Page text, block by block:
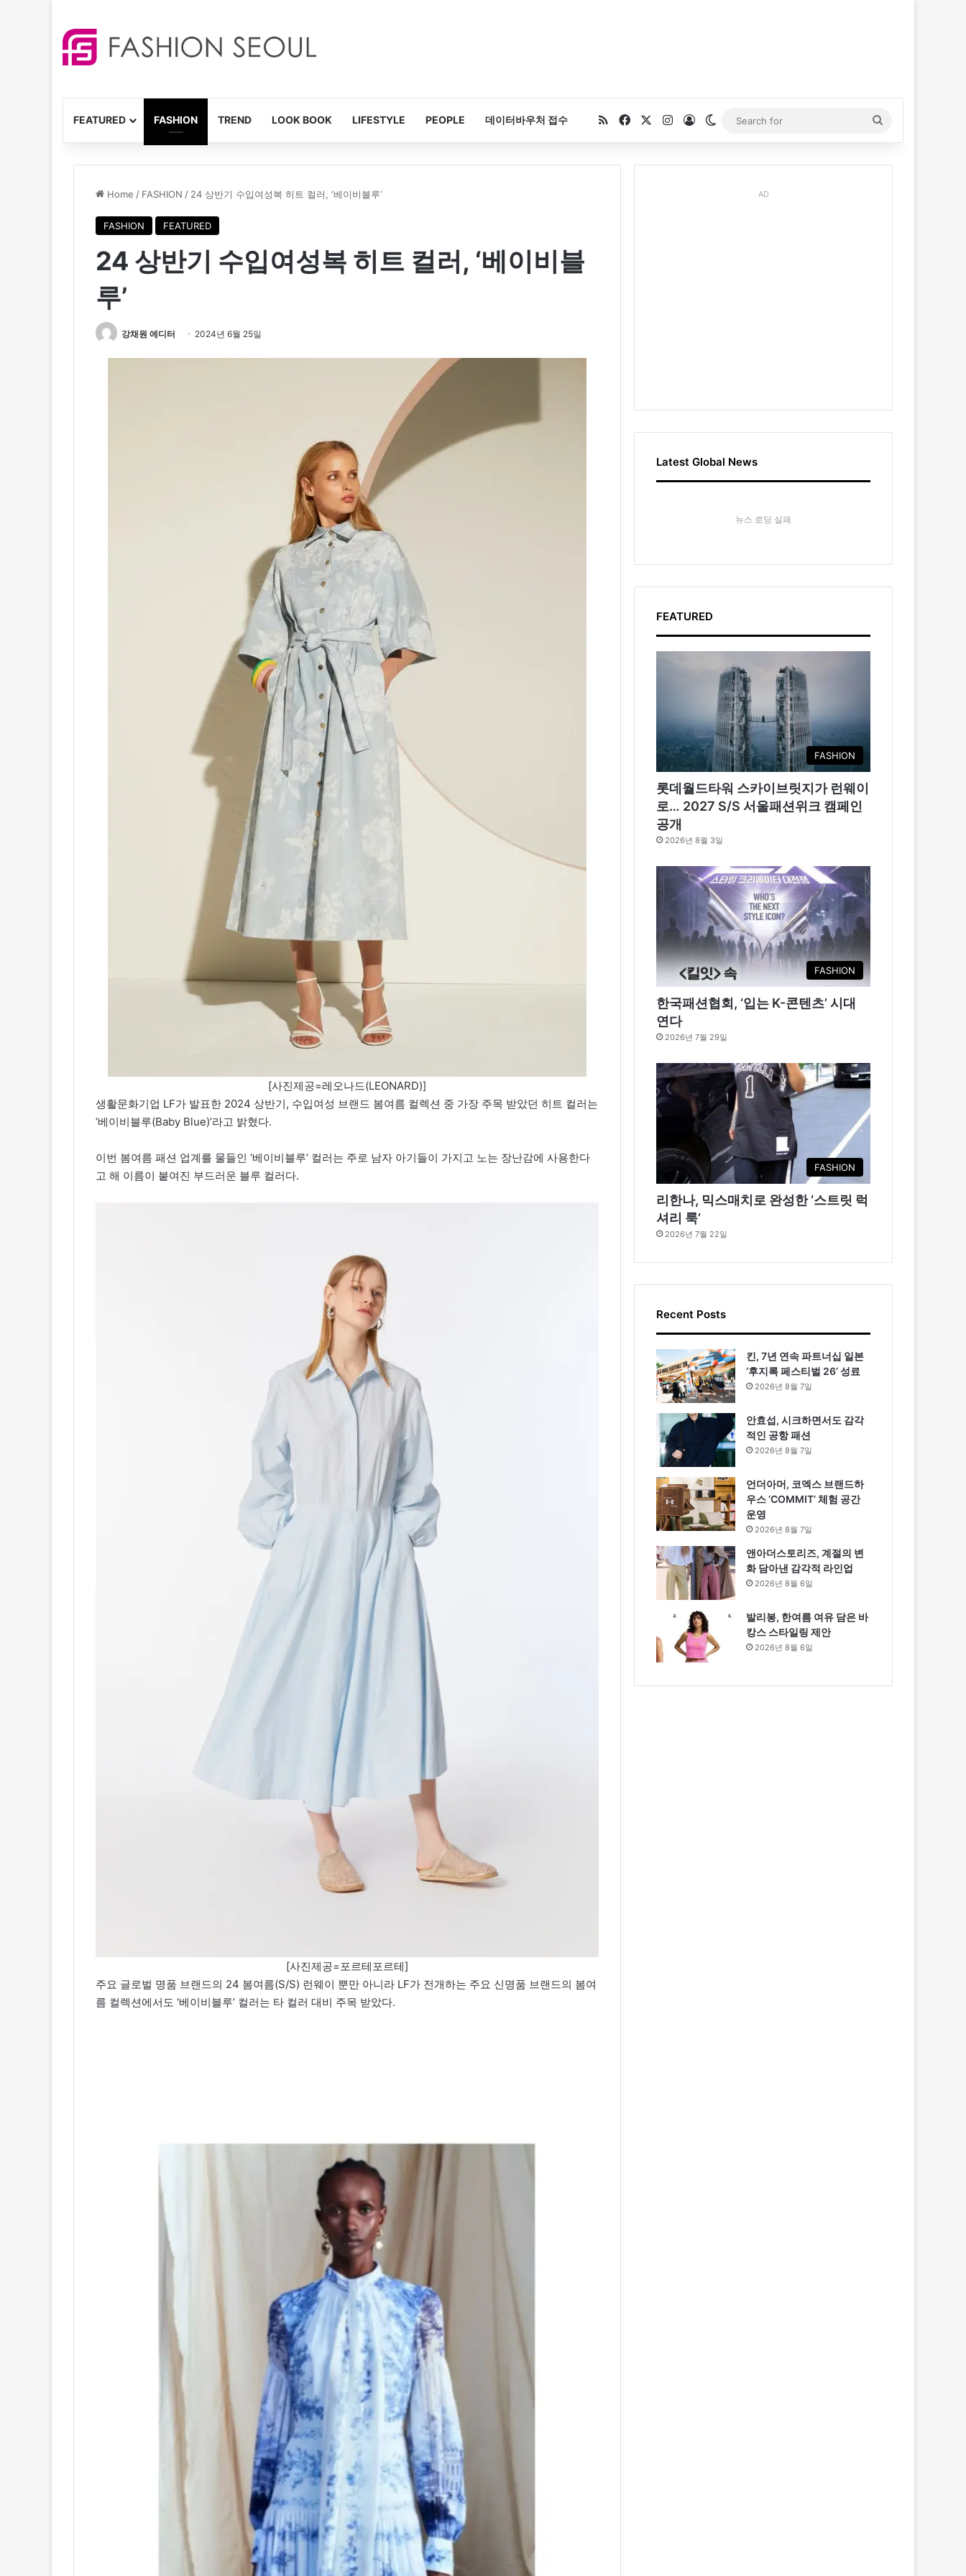
FEATURED FASHION TREND LOOK BOOK LIFESTYLE PEOPLE 데이터바우처 접수 RSSFacebookInstagram
Log InSwitch skin
for
Home / FASHION / 24 상반기 수입여성복 히트 컬러, ‘베이비블루’
FASHION FEATURED
24 상반기 수입여성복 히트 컬러, ‘베이비블
루’
강채원 에디터 2024년 6월 25일
[사진제공=레오나드(LEONARD)]
생활문화기업 LF가 발표한 2024 상반기, 수입여성 브랜드 봄여름 컬렉션 중 가장 주목 받았던 히트 컬러는
’베이비블루(Baby Blue)’라고 밝혔다.
이번 봄여름 패션 업계를 물들인 ‘베이비블루’ 컬러는 주로 남자 아기들이 가지고 노는 장난감에 사용한다
고 해 이름이 붙여진 부드러운 블루 컬러다.
[사진제공=포르테포르테]
주요 글로벌 명품 브랜드의 24 봄여름(S/S) 런웨이 뿐만 아니라 LF가 전개하는 주요 신명품 브랜드의 봄여
름 컬렉션에서도 ‘베이비블루’ 컬러는 타 컬러 대비 주목 받았다.
AD
Latest Global News
뉴스 로딩 실패
FEATURED
FASHION
롯데월드타워 스카이브릿지가 런웨이
로… 2027 S/S 서울패션위크 캠페인
공개
2026년 8월 3일
FASHION
한국패션협회, ‘입는 K-콘텐츠’ 시대
연다
2026년 7월 29일
FASHION
리한나, 믹스매치로 완성한 ‘스트릿 럭
셔리 룩’
2026년 7월 22일
Recent Posts
킨, 7년 연속 파트너십 일본
‘후지록 페스티벌 26’ 성료
2026년 8월 7일
안효섭, 시크하면서도 감각
적인 공항 패션
2026년 8월 7일
언더아머, 코엑스 브랜드하
우스 ‘COMMIT’ 체험 공간
운영
2026년 8월 7일
앤아더스토리즈, 계절의 변
화 담아낸 감각적 라인업
2026년 8월 6일
발리봉, 한여름 여유 담은 바
캉스 스타일링 제안
2026년 8월 6일